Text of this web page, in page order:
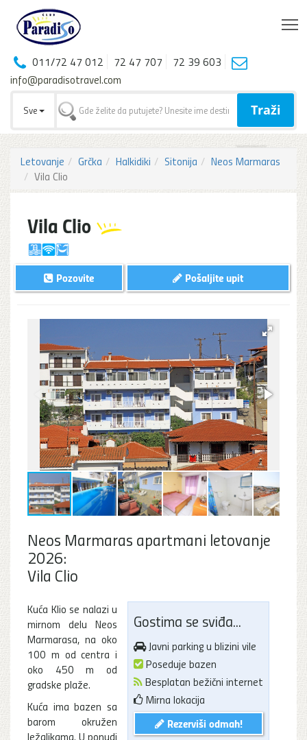
011/72 47 012 72 47 707
72 39 603
info@paradisotravel.com
Sve Traži
Letovanje Grčka Halkidiki Sitonija
Neos Marmaras
Vila Clio
Vila Clio
Pošaljite upit
Pozovite
Neos Marmaras apartmani letovanje
2026:
Vila Clio
Gostima se sviđa...
Javni parking u blizini vile
Poseduje bazen
Besplatan bežični internet
Mirna lokacija
Rezerviši odmah!
Kuća Klio se nalazi u
mirnom delu Neos
Marmarasa, na oko
100 m od centra i
oko 450 m od
gradske plaže.
Kuća ima bazen sa
barom okružen
ležaljkama. U ponudi